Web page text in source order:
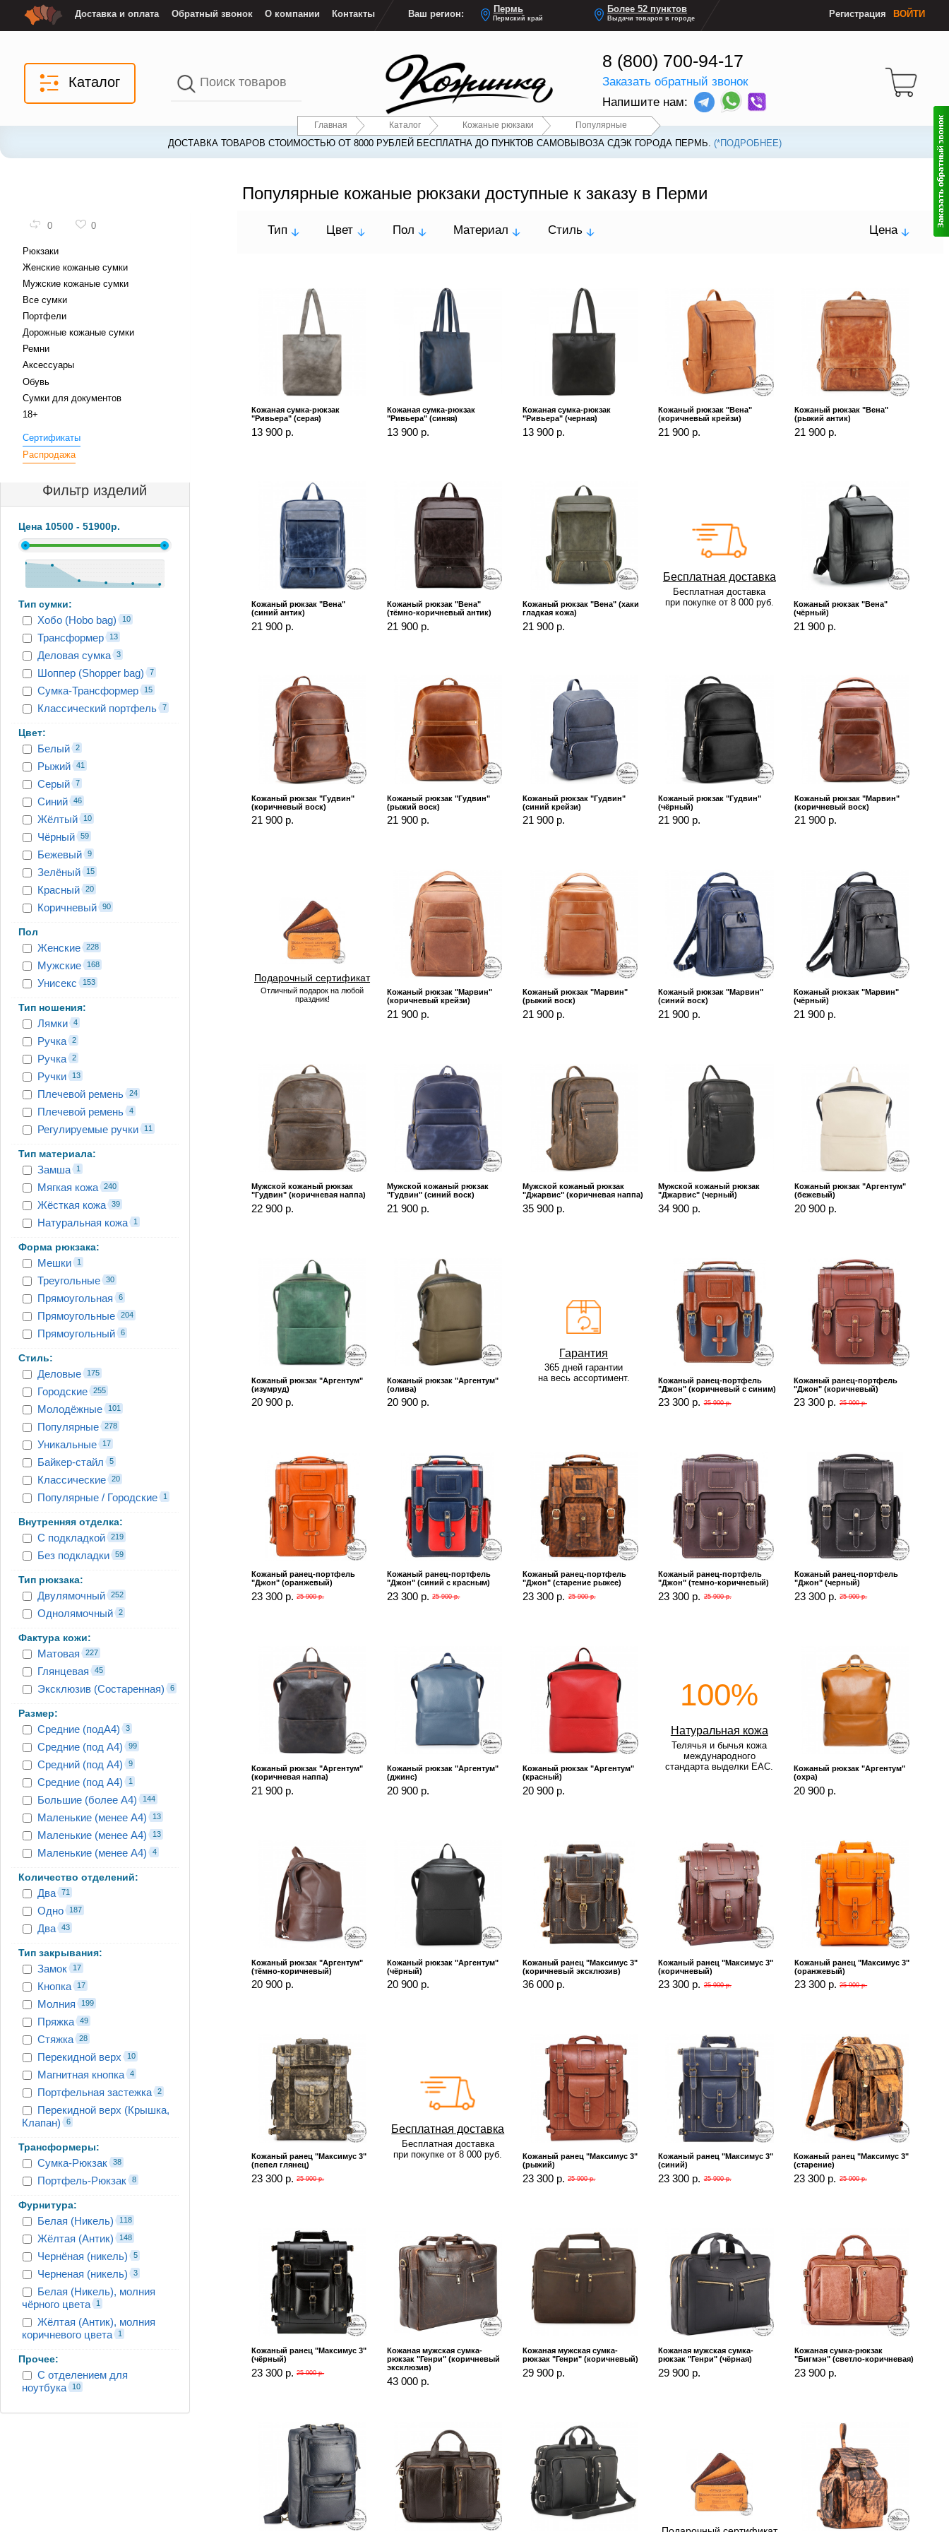
Доставка и оплата Обратный звонок О компании Контакты Ваш регион: Пермь
Пермский край
Более 52 пунктов
Выдачи товаров в городе Регистрация ВОЙТИ
Каталог
8 (800) 700-94-17
Заказать обратный звонок
Напишите нам:
Главная Каталог Кожаные рюкзаки Популярные
ДОСТАВКА ТОВАРОВ СТОИМОСТЬЮ ОТ 8000 РУБЛЕЙ БЕСПЛАТНА ДО ПУНКТОВ САМОВЫВОЗА СДЭК ГОРОДА ПЕРМЬ. (*ПОДРОБНЕЕ)
Популярные кожаные рюкзаки доступные к заказу в Перми
0 0
Рюкзаки
Женские кожаные сумки
Мужские кожаные сумки
Все сумки
Портфели
Дорожные кожаные сумки
Ремни
Аксессуары
Обувь
Сумки для документов
18+
Сертификаты
Распродажа
Фильтр изделий
Цена 10500 - 51900р.
Тип сумки:
Хобо (Hobo bag) 10
Трансформер 13
Деловая сумка 3
Шоппер (Shopper bag) 7
Сумка-Трансформер 15
Классический портфель 7
Цвет:
Белый 2
Рыжий 41
Серый 7
Синий 46
Жёлтый 10
Чёрный 59
Бежевый 9
Зелёный 15
Красный 20
Коричневый 90
Пол
Женские 228
Мужские 168
Унисекс 153
Тип ношения:
Лямки 4
Ручка 2
Ручка 2
Ручки 13
Плечевой ремень 24
Плечевой ремень 4
Регулируемые ручки 11
Тип материала:
Замша 1
Мягкая кожа 240
Жёсткая кожа 39
Натуральная кожа 1
Форма рюкзака:
Мешки 1
Треугольные 30
Прямоугольная 6
Прямоугольные 204
Прямоугольный 6
Стиль:
Деловые 175
Городские 255
Молодёжные 101
Популярные 278
Уникальные 17
Байкер-стайл 5
Классические 20
Популярные / Городские 1
Внутренняя отделка:
С подкладкой 219
Без подкладки 59
Тип рюкзака:
Двулямочный 252
Однолямочный 2
Фактура кожи:
Матовая 227
Глянцевая 45
Эксклюзив (Состаренная) 6
Размер:
Средние (подА4) 3
Средние (под А4) 99
Средний (под А4) 9
Средние (под А4) 1
Большие (более А4) 144
Маленькие (менее А4) 13
Маленькие (менее А4) 13
Маленькие (менее А4) 4
Количество отделений:
Два 71
Одно 187
Два 43
Тип закрывания:
Замок 17
Кнопка 17
Молния 199
Пряжка 49
Стяжка 28
Перекидной верх 10
Магнитная кнопка 4
Портфельная застежка 2
Перекидной верх (Крышка,
Клапан)
6
Трансформеры:
Сумка-Рюкзак 38
Портфель-Рюкзак 8
Фурнитура:
Белая (Никель) 118
Жёлтая (Антик) 148
Чернёная (никель) 5
Черненая (никель) 3
Белая (Никель), молния
чёрного цвета
1
Жёлтая (Антик), молния
коричневого цвета
1
Прочее:
С отделением для
ноутбука
10
Тип Цвет Пол Материал Стиль Цена
Кожаная сумка-рюкзак
"Ривьера" (серая)
13 900 р.
Кожаная сумка-рюкзак
"Ривьера" (синяя)
13 900 р.
Кожаная сумка-рюкзак
"Ривьера" (черная)
13 900 р.
Кожаный рюкзак "Вена"
(коричневый крейзи)
21 900 р.
Кожаный рюкзак "Вена"
(рыжий антик)
21 900 р.
Кожаный рюкзак "Вена"
(синий антик)
21 900 р.
Кожаный рюкзак "Вена"
(тёмно-коричневый антик)
21 900 р.
Кожаный рюкзак "Вена" (хаки
гладкая кожа)
21 900 р.
Бесплатная доставка
Бесплатная доставка
при покупке от 8 000 руб.
Кожаный рюкзак "Вена"
(чёрный)
21 900 р.
Кожаный рюкзак "Гудвин"
(коричневый воск)
21 900 р.
Кожаный рюкзак "Гудвин"
(рыжий воск)
21 900 р.
Кожаный рюкзак "Гудвин"
(синий крейзи)
21 900 р.
Кожаный рюкзак "Гудвин"
(чёрный)
21 900 р.
Кожаный рюкзак "Марвин"
(коричневый воск)
21 900 р.
Подарочный сертификат
Отличный подарок на любой
праздник!
Кожаный рюкзак "Марвин"
(коричневый крейзи)
21 900 р.
Кожаный рюкзак "Марвин"
(рыжий воск)
21 900 р.
Кожаный рюкзак "Марвин"
(синий воск)
21 900 р.
Кожаный рюкзак "Марвин"
(чёрный)
21 900 р.
Мужской кожаный рюкзак
"Гудвин" (коричневая наппа)
22 900 р.
Мужской кожаный рюкзак
"Гудвин" (синий воск)
21 900 р.
Мужской кожаный рюкзак
"Джарвис" (коричневая наппа)
35 900 р.
Мужской кожаный рюкзак
"Джарвис" (черный)
34 900 р.
Кожаный рюкзак "Аргентум"
(бежевый)
20 900 р.
Кожаный рюкзак "Аргентум"
(изумруд)
20 900 р.
Кожаный рюкзак "Аргентум"
(олива)
20 900 р.
Гарантия
365 дней гарантии
на весь ассортимент.
Кожаный ранец-портфель
"Джон" (коричневый с синим)
23 300 р. 25 900 р.
Кожаный ранец-портфель
"Джон" (коричневый)
23 300 р. 25 900 р.
Кожаный ранец-портфель
"Джон" (оранжевый)
23 300 р. 25 900 р.
Кожаный ранец-портфель
"Джон" (синий с красным)
23 300 р. 25 900 р.
Кожаный ранец-портфель
"Джон" (старение рыжее)
23 300 р. 25 900 р.
Кожаный ранец-портфель
"Джон" (темно-коричневый)
23 300 р. 25 900 р.
Кожаный ранец-портфель
"Джон" (черный)
23 300 р. 25 900 р.
Кожаный рюкзак "Аргентум"
(коричневая наппа)
21 900 р.
Кожаный рюкзак "Аргентум"
(джинс)
20 900 р.
Кожаный рюкзак "Аргентум"
(красный)
20 900 р.
100%
Натуральная кожа
Телячья и бычья кожа
международного
стандарта выделки EAC.
Кожаный рюкзак "Аргентум"
(охра)
20 900 р.
Кожаный рюкзак "Аргентум"
(тёмно-коричневый)
20 900 р.
Кожаный рюкзак "Аргентум"
(чёрный)
20 900 р.
Кожаный ранец "Максимус 3"
(коричневый эксклюзив)
36 000 р.
Кожаный ранец "Максимус 3"
(коричневый)
23 300 р. 25 900 р.
Кожаный ранец "Максимус 3"
(оранжевый)
23 300 р. 25 900 р.
Кожаный ранец "Максимус 3"
(пепел глянец)
23 300 р. 25 900 р.
Бесплатная доставка
Бесплатная доставка
при покупке от 8 000 руб.
Кожаный ранец "Максимус 3"
(рыжий)
23 300 р. 25 900 р.
Кожаный ранец "Максимус 3"
(синий)
23 300 р. 25 900 р.
Кожаный ранец "Максимус 3"
(старение)
23 300 р. 25 900 р.
Кожаный ранец "Максимус 3"
(чёрный)
23 300 р. 25 900 р.
Кожаная мужская сумка-
рюкзак "Генри" (коричневый
эксклюзив)
43 000 р.
Кожаная мужская сумка-
рюкзак "Генри" (коричневый)
29 900 р.
Кожаная мужская сумка-
рюкзак "Генри" (чёрная)
29 900 р.
Кожаная сумка-рюкзак
"Бигмэн" (светло-коричневая)
23 900 р.